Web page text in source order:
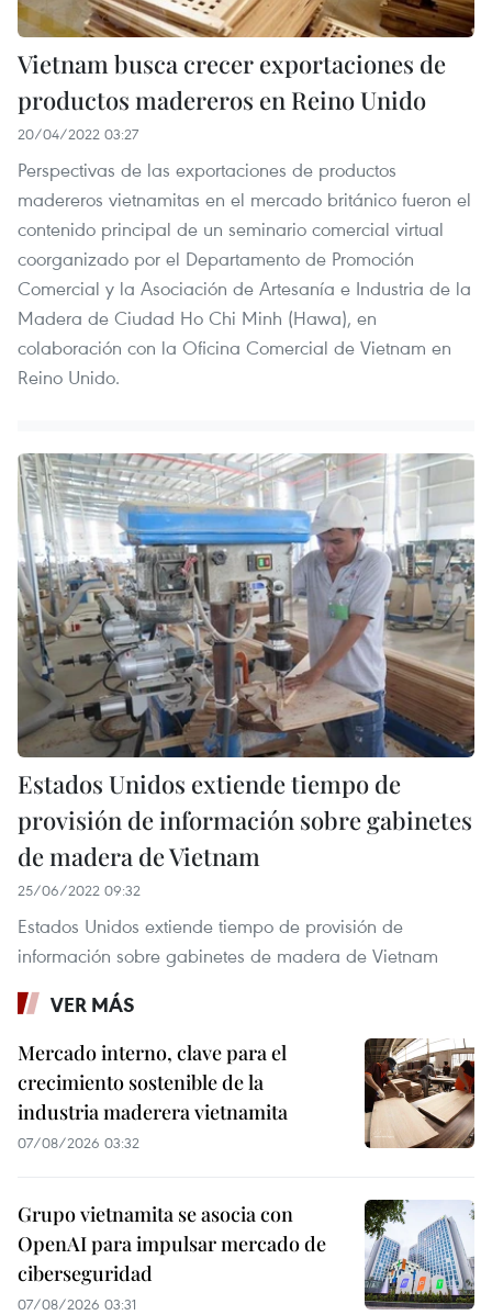
Vietnam busca crecer exportaciones de
productos madereros en Reino Unido
20/04/2022 03:27
Perspectivas de las exportaciones de productos
madereros vietnamitas en el mercado británico fueron el
contenido principal de un seminario comercial virtual
coorganizado por el Departamento de Promoción
Comercial y la Asociación de Artesanía e Industria de la
Madera de Ciudad Ho Chi Minh (Hawa), en
colaboración con la Oficina Comercial de Vietnam en
Reino Unido.
Estados Unidos extiende tiempo de
provisión de información sobre gabinetes
de madera de Vietnam
25/06/2022 09:32
Estados Unidos extiende tiempo de provisión de
información sobre gabinetes de madera de Vietnam
VER MÁS
Mercado interno, clave para el
crecimiento sostenible de la
industria maderera vietnamita
07/08/2026 03:32
Grupo vietnamita se asocia con
OpenAI para impulsar mercado de
ciberseguridad
07/08/2026 03:31